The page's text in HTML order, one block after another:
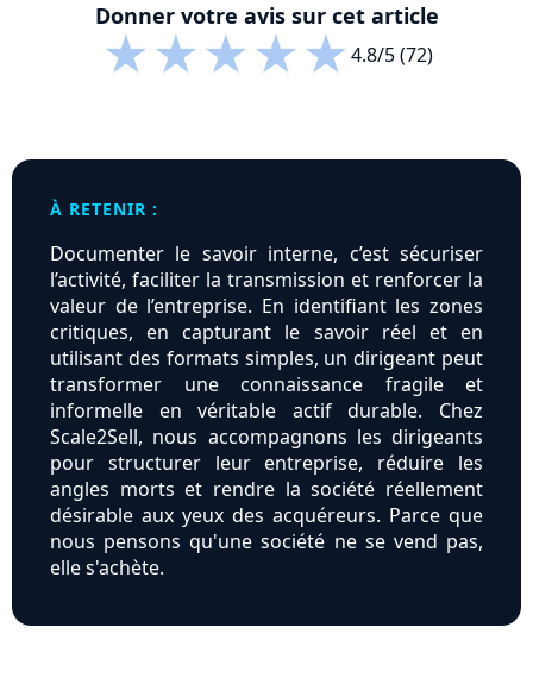
Donner votre avis sur cet article
★★★★★4.8/5 (72)
À RETENIR :
Documenter le savoir interne, c’est sécuriser
l’activité, faciliter la transmission et renforcer la
valeur de l’entreprise. En identifiant les zones
critiques, en capturant le savoir réel et en
utilisant des formats simples, un dirigeant peut
transformer une connaissance fragile et
informelle en véritable actif durable. Chez
Scale2Sell, nous accompagnons les dirigeants
pour structurer leur entreprise, réduire les
angles morts et rendre la société réellement
désirable aux yeux des acquéreurs. Parce que
nous pensons qu'une société ne se vend pas,
elle s'achète.